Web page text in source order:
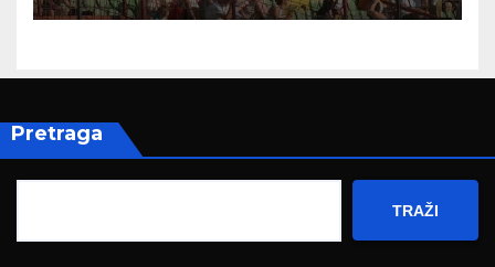
Pretraga
TRAŽI